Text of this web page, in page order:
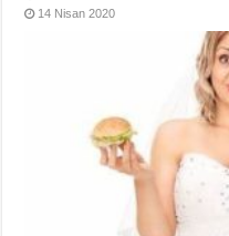
14 Nisan 2020